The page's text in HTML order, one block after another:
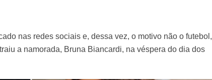
nas redes sociais e, dessa vez, o motivo não o futebol,
a namorada, Bruna Biancardi, na véspera do dia dos